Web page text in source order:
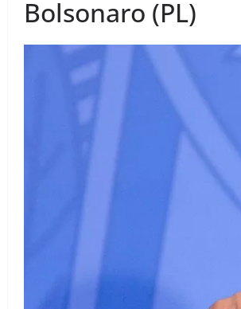
Bolsonaro (PL)